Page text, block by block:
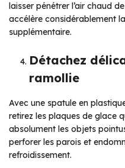
laisser pénétrer l’air chaud
accélère considérablement
supplémentaire.
Détachez
ramollie
Avec une spatule en
retirez les plaques de glace
absolument les objets
perforer les parois et
refroidissement.